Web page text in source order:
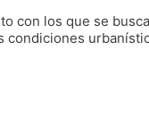
con los que se
condiciones